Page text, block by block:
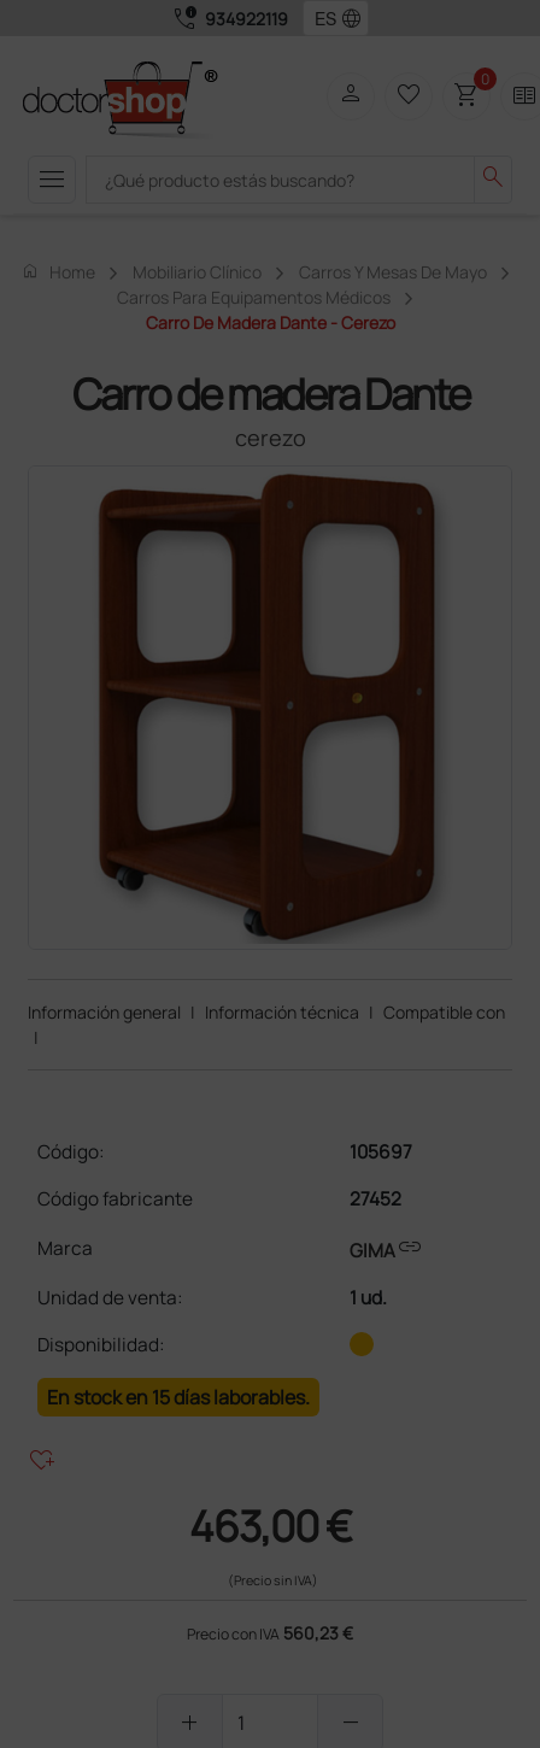
call_quality 934922119 language
menu search
person favorite_border shopping_cart0 two_pager
home Home Mobiliario Clínico
Carros Y Mesas De Mayo
Carros Para Equipamentos Médicos
Carro De Madera Dante - Cerezo
Carro de madera Dante
cerezo
Información general | Información técnica | Compatible con
|
Código:
105697
Código fabricante
27452
Marca
GIMAlink
Unidad de venta:
1 ud.
Disponibilidad:
En stock en 15 días laborables.
heart_plus
463,00 €
(Precio sin IVA)
Precio con IVA 560,23 €
add remove